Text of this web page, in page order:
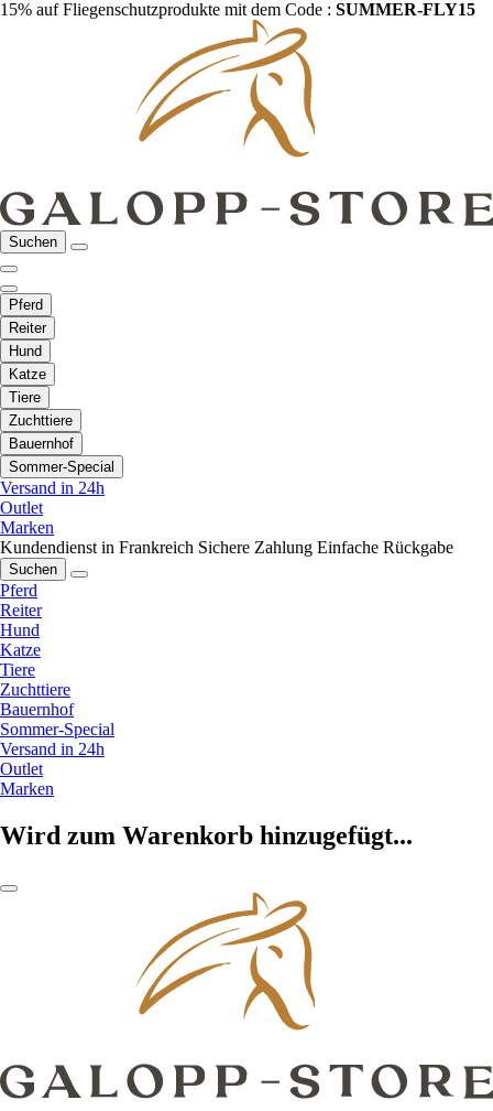
15% auf Fliegenschutzprodukte mit dem Code : SUMMER-FLY15
Suchen
Pferd
Reiter
Hund
Katze
Tiere
Zuchttiere
Bauernhof
Sommer-Special
Versand in 24h
Outlet
Marken
Kundendienst in Frankreich Sichere Zahlung Einfache Rückgabe
Suchen
Pferd
Reiter
Hund
Katze
Tiere
Zuchttiere
Bauernhof
Sommer-Special
Versand in 24h
Outlet
Marken
Wird zum Warenkorb hinzugefügt...